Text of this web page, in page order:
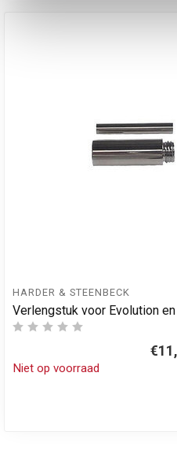
HARDER & STEENBECK
Verlengstuk voor Evolution
Niet op voorraad